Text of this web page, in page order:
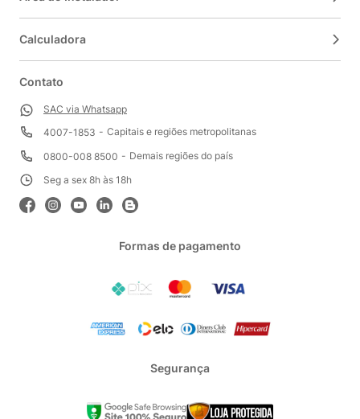
Calculadora
Contato
SAC via Whatsapp
4007-1853
Capitais e regiões metropolitanas
0800-008 8500
Demais regiões do país
Seg a sex 8h às 18h
Formas de pagamento
Segurança